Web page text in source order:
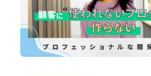
ニュース
お問い合わせ